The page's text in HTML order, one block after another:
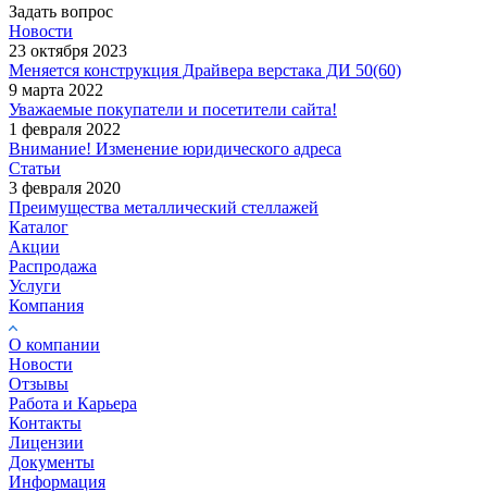
Задать вопрос
Новости
23 октября 2023
Меняется конструкция Драйвера верстака ДИ 50(60)
9 марта 2022
Уважаемые покупатели и посетители сайта!
1 февраля 2022
Внимание! Изменение юридического адреса
Статьи
3 февраля 2020
Преимущества металлический стеллажей
Каталог
Акции
Распродажа
Услуги
Компания
О компании
Новости
Отзывы
Работа и Карьера
Контакты
Лицензии
Документы
Информация